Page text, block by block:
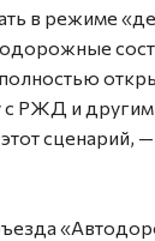
в режиме
с РЖД и
сценарий,